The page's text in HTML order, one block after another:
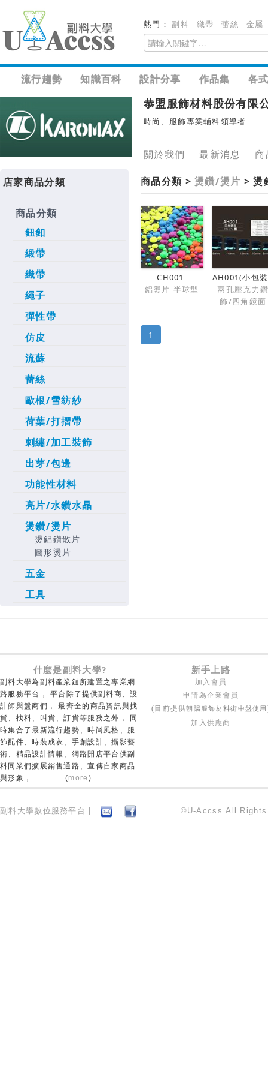
熱門：副料 織帶 蕾絲 金屬
流行趨勢 知識百科 設計分享 作品集 各
恭盟服飾材料股份有限
時尚、服飾專業輔料領導者
關於我們 最新消息 商
店家商品分類
商品分類
鈕釦
緞帶
織帶
繩子
彈性帶
仿皮
流蘇
蕾絲
歐根/雪紡紗
荷葉/打摺帶
刺繡/加工裝飾
出芽/包邊
功能性材料
亮片/水鑽水晶
燙鑽/燙片
燙鋁鑚散片
圖形燙片
五金
工具
商品分類 >燙鑽/燙片 >
CH001
鋁燙片-半球型
AH001(小包
兩孔壓克力
飾/四角鏡面
1
什麼是副料大學? 新手上路
副料大學為副料產業鏈所建置之專業網
路服務平台， 平台除了提供副料商、設
計師與盤商們， 最齊全的商品資訊與找
貨、找料、叫貨、訂貨等服務之外， 同
時集合了最新流行趨勢、時尚風格、服
飾配件、時裝成衣、手創設計、攝影藝
術、精品設計情報、網路開店平台供副
料同業們擴展銷售通路、宣傳自家商品
與形象， ............(more )
加入會員
申請為企業會員
(目前提供朝陽服飾材料街中盤使用
加入供應商
副料大學數位服務平台 | ©U-Accss.All Rights